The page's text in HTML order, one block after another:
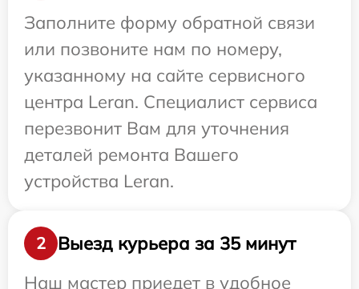
Заполните форму обратной связи
или позвоните нам по номеру,
указанному на сайте сервисного
центра Leran. Специалист сервиса
перезвонит Вам для уточнения
деталей ремонта Вашего
устройства Leran.
2
Выезд курьера за 35 минут
Наш мастер приедет в удобное